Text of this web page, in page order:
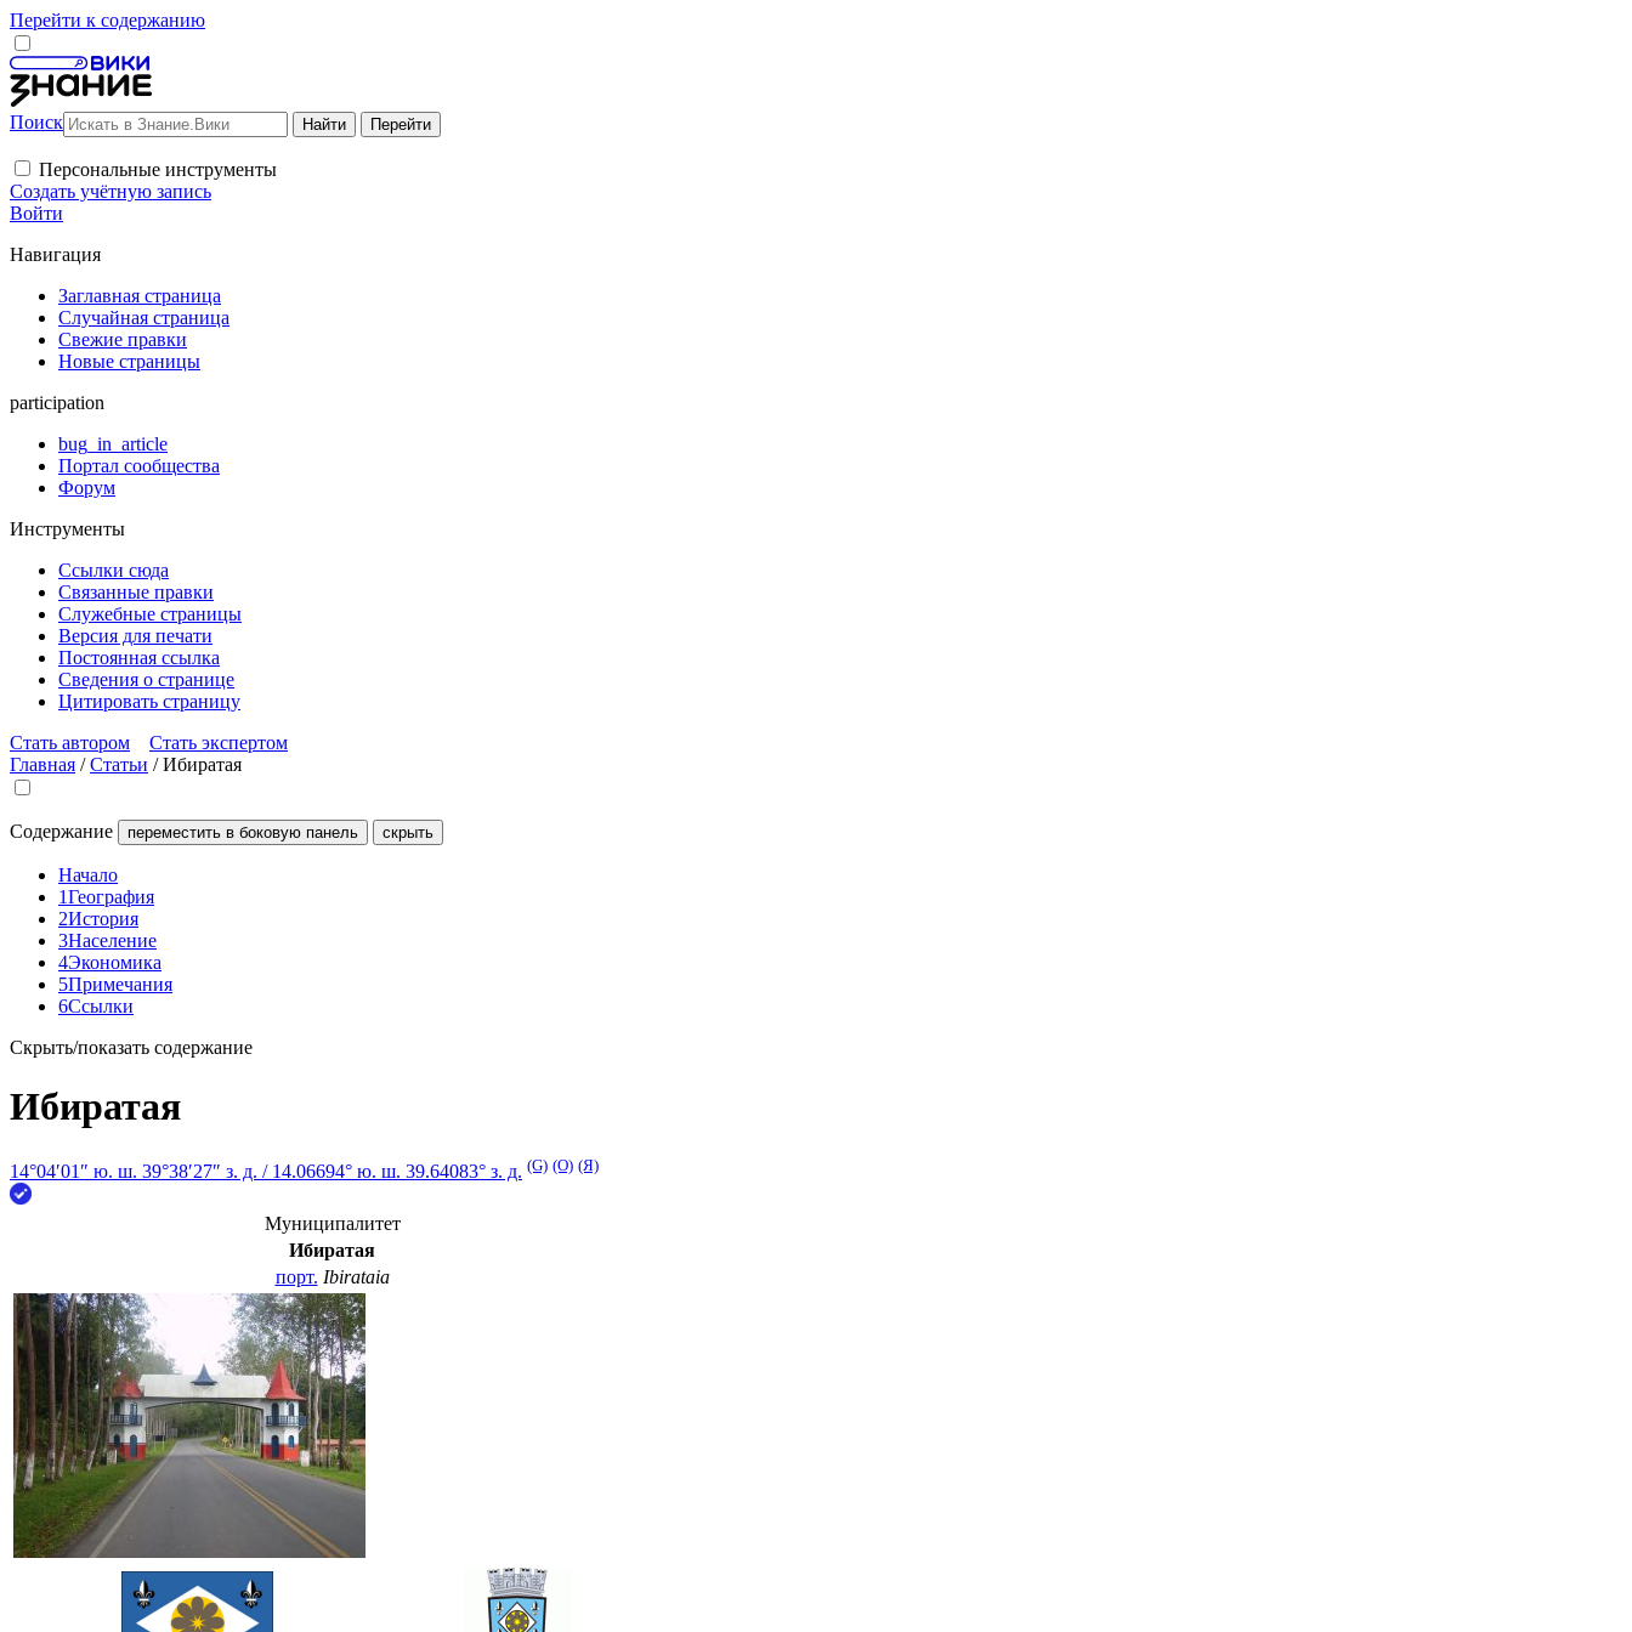
Перейти к содержанию
Поиск
Персональные инструменты
Создать учётную запись
Войти
Навигация
Заглавная страница
Случайная страница
Свежие правки
Новые страницы
participation
bug_in_article
Портал сообщества
Форум
Инструменты
Ссылки сюда
Связанные правки
Служебные страницы
Версия для печати
Постоянная ссылка
Сведения о странице
Цитировать страницу
Стать автором
Стать экспертом
Главная /Статьи /Ибиратая
Содержание переместить в боковую панель скрыть
Начало
1География
2История
3Население
4Экономика
5Примечания
6Ссылки
Скрыть/показать содержание
Ибиратая
14°04′01″ ю. ш. 39°38′27″ з. д. / 14.06694° ю. ш. 39.64083° з. д. (G) (O) (Я)
Муниципалитет
Ибиратая
порт. Ibirataia